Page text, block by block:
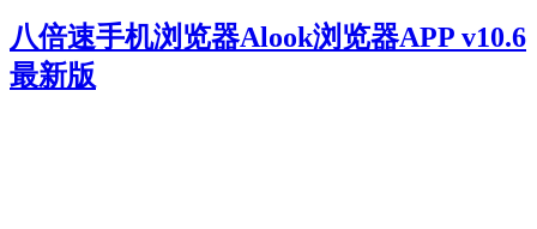
八倍速手机浏览器Alook浏览器APP v10.6
最新版